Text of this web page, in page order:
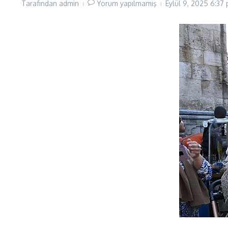
Tarafından admin Yorum yapılmamış Eylül 9, 2025 6:37